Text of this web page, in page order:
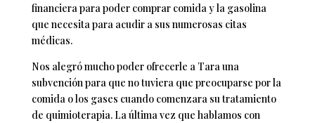
financiera para poder comprar comida y la gasolina
que necesita para acudir a sus numerosas citas
médicas.
Nos alegró mucho poder ofrecerle a Tara una
subvención para que no tuviera que preocuparse por la
comida o los gases cuando comenzara su tratamiento
de quimioterapia. La última vez que hablamos con